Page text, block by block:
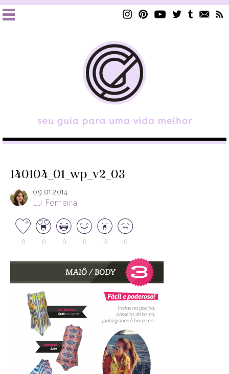
140104_01_wp_v2_03
09.01.2014
Lu Ferreira
0 0 0 0 0 0